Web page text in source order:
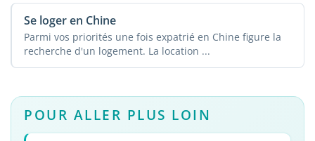
Se loger en Chine
Parmi vos priorités une fois expatrié en Chine figure la
recherche d'un logement. La location ...
POUR ALLER PLUS LOIN